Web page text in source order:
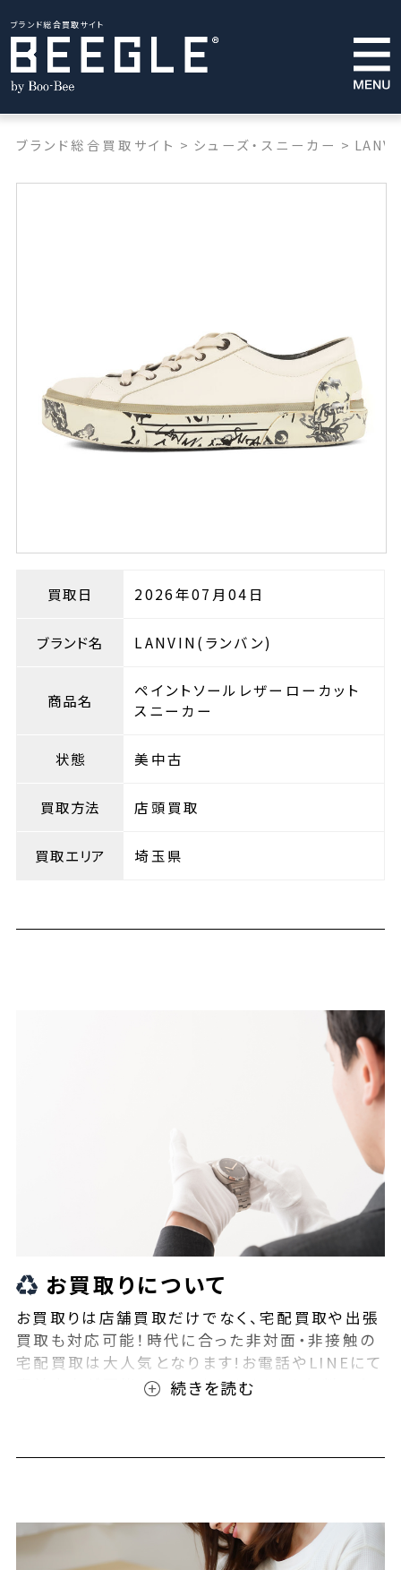
ブランド総合買取サイト
ブランド総合買取サイト > シューズ・スニーカー >
買取日 2026年07月04日
ブランド名 LANVIN(ランバン)
商品名
ペイントソールレザーローカット
スニーカー
状態 美中古
買取方法 店頭買取
買取エリア 埼玉県
お買取りについて
お買取りは店舗買取だけでなく、宅配買取や出張
買取も対応可能！時代に合った非対面・非接触の
宅配買取は大人気となります!お電話やLINEにて
事前査定が可能となっております！また無料の宅